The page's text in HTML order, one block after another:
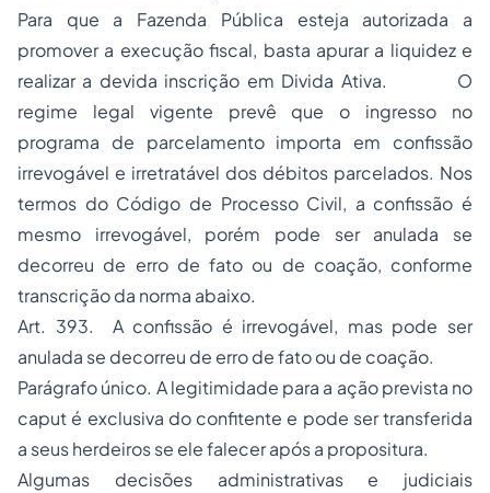
Para que a Fazenda Pública esteja autorizada a
promover a execução fiscal, basta apurar a liquidez e
realizar a devida inscrição em Divida Ativa. O
regime legal vigente prevê que o ingresso no
programa de parcelamento importa em confissão
irrevogável e irretratável dos débitos parcelados. Nos
termos do Código de Processo Civil, a confissão é
mesmo irrevogável, porém pode ser anulada se
decorreu de erro de fato ou de coação, conforme
transcrição da norma abaixo.
Art. 393. A confissão é irrevogável, mas pode ser
anulada se decorreu de erro de fato ou de coação.
Parágrafo único. A legitimidade para a ação prevista no
caput é exclusiva do confitente e pode ser transferida
a seus herdeiros se ele falecer após a propositura.
Algumas decisões administrativas e judiciais